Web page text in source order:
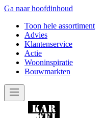
Ga naar hoofdinhoud
Toon hele assortiment
Advies
Klantenservice
Actie
Wooninspiratie
Bouwmarkten